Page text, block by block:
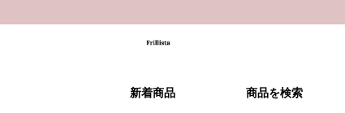
新着商品 商品を検索